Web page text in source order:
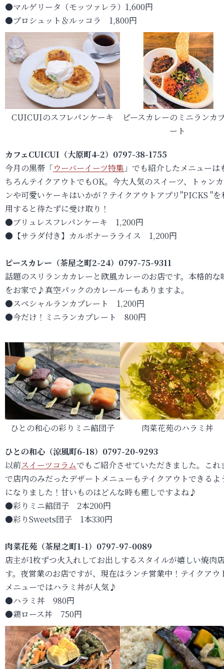
●マルゲリータ（モッツァレラ）1,600円
●プロシュット＆ルッコラ 1,800円
CUICUIのスフレパンケーキ
ピースカレーのミニランカ
ート
カフェCUICUI（大原町4-2）0797-38-1755
今月の黒帯「ウーバーイーツ特集 」でも紹介したメニューは
ちろんテイクアウトでもOK。今大人気のスイーツ、トゥン
ンや可愛いケーキはいかが？テイクアウトアプリ"PICKS "を
用すると待たずに受け取り！
●ブリュレスフレパンケーキ 1,200円
●【サラダ付き】カルボナーラライス 1,200円
ピースカレー（茶屋之町2-24）0797-75-9311
話題のスリランカカレーと欧風カレーのお店です。本格的な
をお家で♪真空パックのカレールーもありますよ。
●スペシャルランカプレート 1,200円
●今だけ！ミニランカプレート 800円
ひとの和心の彩りミニ餡団子 肉菜花苑のハラミ丼
ひとの和心（涼風町6-18）0797-20-9293
以前スイーツコラムでもご紹介させていただきました。これ
で店内のみだったデザートメニューもテイクアウトできるよ
になりました！甘いものはどんな時も癒しですよね♪
●彩りミニ餡団子 2本200円
●彩りSweets団子 1本330円
肉菜花苑（茶屋之町1-1）0797-97-0089
店主が1枚ずつ火入れしてお出しするスタイルが嬉しい焼肉
す。夜営業のお店ですが、現在はランチ営業中！テイクアウ
メニューではハラミ丼が人気♪
●ハラミ丼 980円
●鶏ロース丼 750円